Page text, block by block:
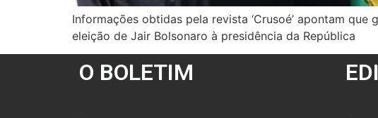
Informações obtidas pela revista ‘Crusoé’ apontam
eleição de Jair Bolsonaro à presidência da República
O BOLETIM